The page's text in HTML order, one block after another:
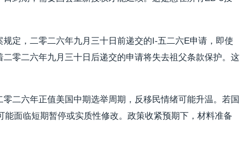
定，二零二六年九月三十日前递交的I-五二六E申请，即使
零二六年九月三十日后递交的申请将失去祖父条款保护。这
二六年正值美国中期选举周期，反移民情绪可能升温。若国
面临短期暂停或实质性修改。政策收紧预期下，材料准备